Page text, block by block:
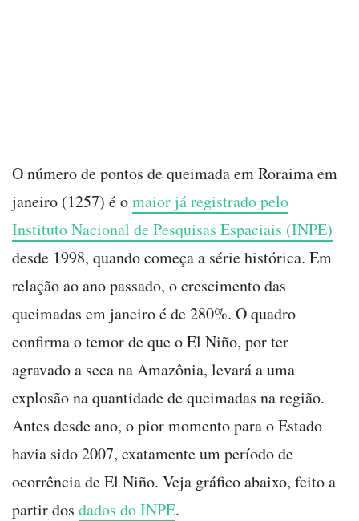
O número de pontos de queimada em Roraima em
janeiro (1257) é omaior já registrado pelo
Instituto Nacional de Pesquisas Espaciais (INPE)
desde 1998, quando começa a série histórica. Em
relação ao ano passado, o crescimento das
queimadas em janeiro é de 280%. O quadro
confirma o temor de que o El Niño, por ter
agravado a seca na Amazônia, levará a uma
explosão na quantidade de queimadas na região.
Antes desde ano, o pior momento para o Estado
havia sido 2007, exatamente um período de
ocorrência de El Niño. Veja gráfico abaixo, feito a
partir dos dados do INPE.